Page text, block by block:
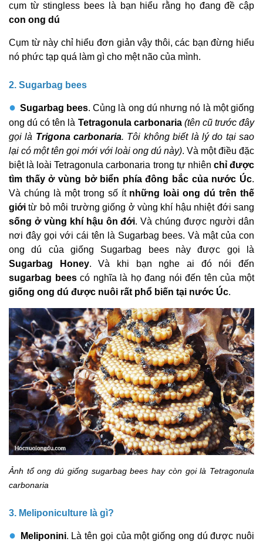
cụm từ stingless bees là bạn hiểu rằng họ đang đề cập
con ong dú
Cụm từ này chỉ hiểu đơn giản vậy thôi, các bạn đừng hiểu
nó phức tạp quá làm gì cho mệt não của mình.
2. Sugarbag bees
● Sugarbag bees. Củng là ong dú nhưng nó là một giống
ong dú có tên là Tetragonula carbonaria (tên cũ trước đây
gọi là Trigona carbonaria. Tôi không biết là lý do tại sao
lại có một tên gọi mới với loài ong dú này). Và một điều đặc
biệt là loài Tetragonula carbonaria trong tự nhiên chỉ được
tìm thấy ở vùng bở biển phía đông bắc của nước Úc.
Và chúng là một trong số ít những loài ong dú trên thế
giới từ bỏ môi trường giống ở vùng khí hậu nhiệt đới sang
sống ở vùng khí hậu ôn đới. Và chúng được người dân
nơi đây gọi với cái tên là Sugarbag bees. Và mật của con
ong dú của giống Sugarbag bees này được gọi là
Sugarbag Honey. Và khi bạn nghe ai đó nói đến
sugarbag beescó nghĩa là họ đang nói đến tên của một
giống ong dú được nuôi rất phổ biến tại nước Úc.
Ảnh tổ ong dú giống sugarbag bees hay còn gọi là Tetragonula
carbonaria
3. Meliponiculture là gì?
● Meliponini. Là tên gọi của một giống ong dú được nuôi